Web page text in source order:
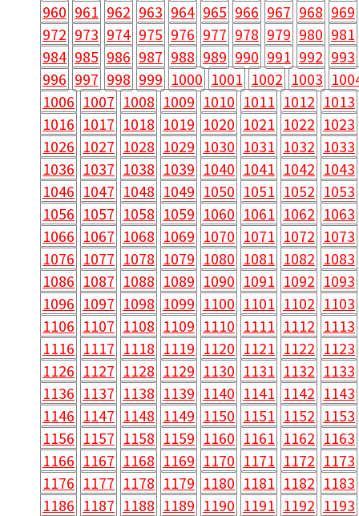
960 961 962 963 964 965 966 967 968 969
972 973 974 975 976 977 978 979 980 981
984 985 986 987 988 989 990 991 992 993
996 997 998 999 1000 1001 1002 1003
1006 1007 1008 1009 1010 1011 1012 1013
1016 1017 1018 1019 1020 1021 1022 1023
1026 1027 1028 1029 1030 1031 1032 1033
1036 1037 1038 1039 1040 1041 1042 1043
1046 1047 1048 1049 1050 1051 1052 1053
1056 1057 1058 1059 1060 1061 1062 1063
1066 1067 1068 1069 1070 1071 1072 1073
1076 1077 1078 1079 1080 1081 1082 1083
1086 1087 1088 1089 1090 1091 1092 1093
1096 1097 1098 1099 1100 1101 1102 1103
1106 1107 1108 1109 1110 1111 1112 1113
1116 1117 1118 1119 1120 1121 1122 1123
1126 1127 1128 1129 1130 1131 1132 1133
1136 1137 1138 1139 1140 1141 1142 1143
1146 1147 1148 1149 1150 1151 1152 1153
1156 1157 1158 1159 1160 1161 1162 1163
1166 1167 1168 1169 1170 1171 1172 1173
1176 1177 1178 1179 1180 1181 1182 1183
1186 1187 1188 1189 1190 1191 1192 1193